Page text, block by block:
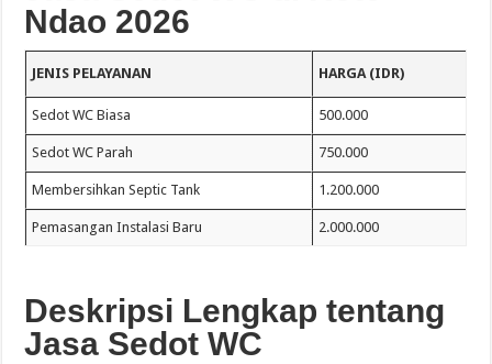
Ndao 2026
JENIS PELAYANAN HARGA (IDR)
Sedot WC Biasa 500.000
Sedot WC Parah 750.000
Membersihkan Septic Tank 1.200.000
Pemasangan Instalasi Baru 2.000.000
Deskripsi Lengkap tentang
Jasa Sedot WC